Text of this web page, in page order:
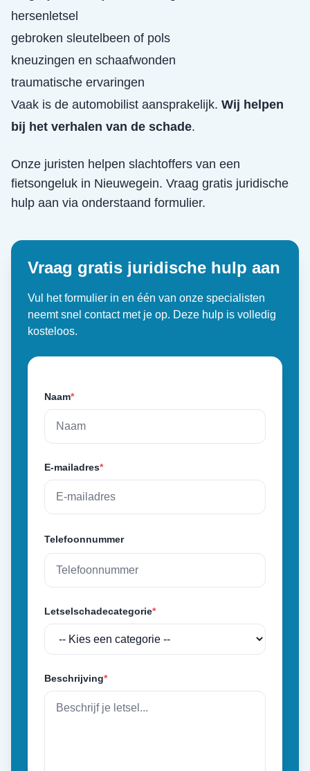
hersenletsel
gebroken sleutelbeen of pols
kneuzingen en schaafwonden
traumatische ervaringen
Vaak is de automobilist aansprakelijk. Wij helpen
bij het verhalen van de schade.
Onze juristen helpen slachtoffers van een
fietsongeluk in Nieuwegein. Vraag gratis juridische
hulp aan via onderstaand formulier.
Vraag gratis juridische hulp aan
Vul het formulier in en één van onze specialisten
neemt snel contact met je op. Deze hulp is volledig
kosteloos.
Naam*
E-mailadres*
Telefoonnummer
Letselschadecategorie*
Beschrijving*